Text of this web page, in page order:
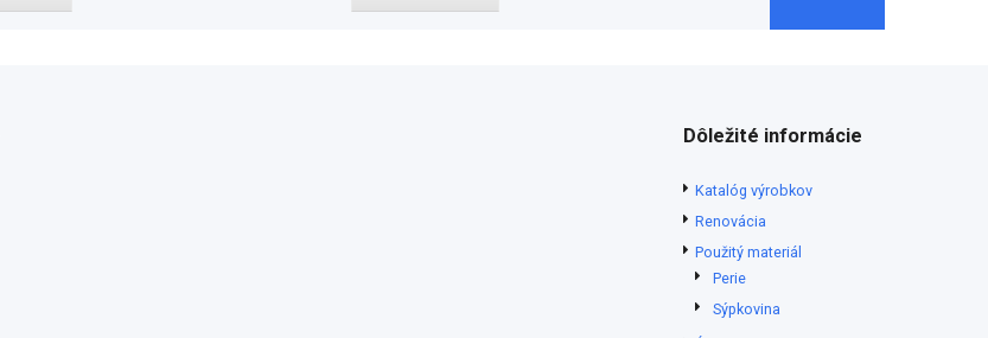
Dôležité informácie
Katalóg výrobkov
Renovácia
Použitý materiál
Perie
Sýpkovina